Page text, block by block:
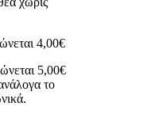
4,00€
5,00€
το